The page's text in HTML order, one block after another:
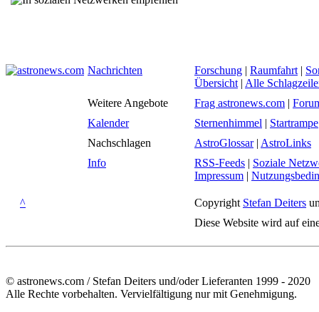
Nachrichten Forschung | Raumfahrt |
Übersicht | Alle
Weitere Angebote
Frag astronews.com |
Kalender
Sternenhimmel | Startrampe
Nachschlagen
AstroGlossar| AstroLinks
Info
RSS-Feeds | Soziale
Impressum |
^ Copyright Stefan Deiters
Diese Website wird auf
© astronews.com / Stefan Deiters und/oder Lieferanten 1999 - 2020
Alle Rechte vorbehalten. Vervielfältigung nur mit Genehmigung.